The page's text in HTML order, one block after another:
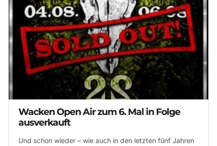
Wacken Open Air zum 6. Mal in Folge
ausverkauft
Und schon wieder – wie auch in den letzten fünf Jahren